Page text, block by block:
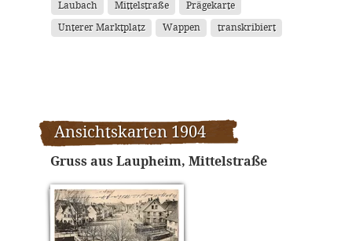
Laubach Mittelstraße Prägekarte
Unterer Marktplatz Wappen transkribiert
Ansichtskarten 1904
Gruss aus Laupheim, Mittelstraße